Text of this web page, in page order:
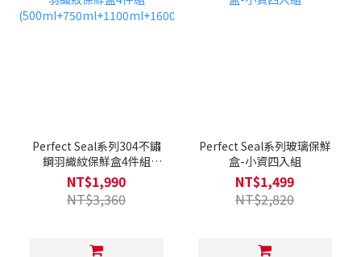
Perfect Seal系列304不鏽
鋼羽織紋保鮮盒4件組
(500ml+750ml+1100ml+1600ml)
NT$1,990
NT$3,360
Perfect Seal系列玻璃保鮮
盒-小資四入組
NT$1,499
NT$2,820